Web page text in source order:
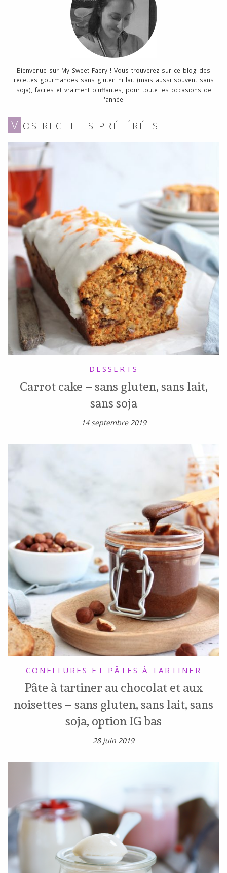
Bienvenue sur My Sweet Faery ! Vous trouverez sur ce blog des
recettes gourmandes sans gluten ni lait (mais aussi souvent sans
soja), faciles et vraiment bluffantes, pour toute les occasions de
l'année.
V OS RECETTES PRÉFÉRÉES
DESSERTS
Carrot cake – sans gluten, sans lait,
sans soja
14 septembre 2019
CONFITURES ET PÂTES À TARTINER
Pâte à tartiner au chocolat et aux
noisettes – sans gluten, sans lait, sans
soja, option IG bas
28 juin 2019